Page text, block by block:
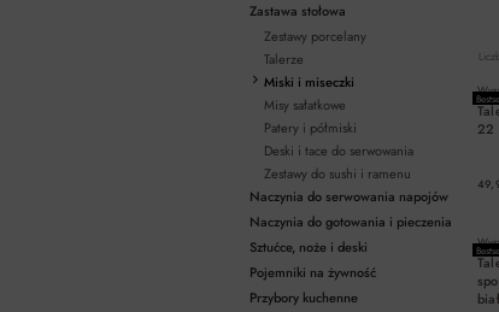
Zastawa stołowa
Zestawy porcelany
Talerze
Miski i miseczki
Misy sałatkowe
Patery i półmiski
Deski i tace do serwowania
Zestawy do sushi i ramenu
Naczynia do serwowania napojów
Naczynia do gotowania i pieczenia
Sztućce, noże i deski
Pojemniki na żywność
Przybory kuchenne
22